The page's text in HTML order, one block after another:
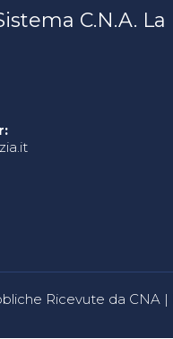
C.N.A. La
Ricevute da CNA |